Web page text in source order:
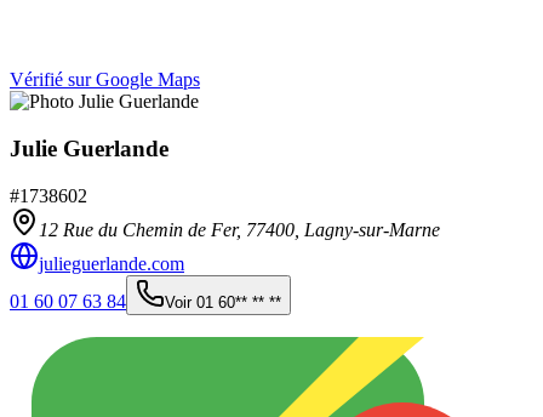
Vérifié sur Google Maps
Julie Guerlande
#1738602
12 Rue du Chemin de Fer, 77400 Lagny-sur-Marne
julieguerlande.com
01 60 07 63 84
Voir 01 60** ** **